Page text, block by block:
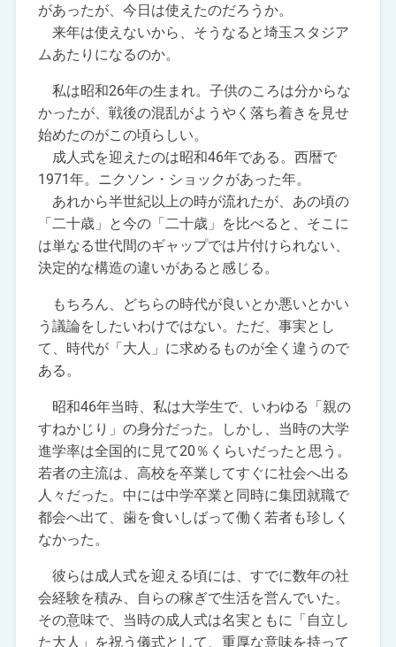
があったが、今日は使えたのだろうか。
来年は使えないから、そうなると埼玉スタジア
ムあたりになるのか。
私は昭和26年の生まれ。子供のころは分からな
かったが、戦後の混乱がようやく落ち着きを見せ
始めたのがこの頃らしい。
成人式を迎えたのは昭和46年である。西暦で
1971年。ニクソン・ショックがあった年。
あれから半世紀以上の時が流れたが、あの頃の
「二十歳」と今の「二十歳」を比べると、そこに
は単なる世代間のギャップでは片付けられない、
決定的な構造の違いがあると感じる。
もちろん、どちらの時代が良いとか悪いとかい
う議論をしたいわけではない。ただ、事実とし
て、時代が「大人」に求めるものが全く違うので
ある。
昭和46年当時、私は大学生で、いわゆる「親の
すねかじり」の身分だった。しかし、当時の大学
進学率は全国的に見て20％くらいだったと思う。
若者の主流は、高校を卒業してすぐに社会へ出る
人々だった。中には中学卒業と同時に集団就職で
都会へ出て、歯を食いしばって働く若者も珍しく
なかった。
彼らは成人式を迎える頃には、すでに数年の社
会経験を積み、自らの稼ぎで生活を営んでいた。
その意味で、当時の成人式は名実ともに「自立し
た大人」を祝う儀式として、重厚な意味を持って